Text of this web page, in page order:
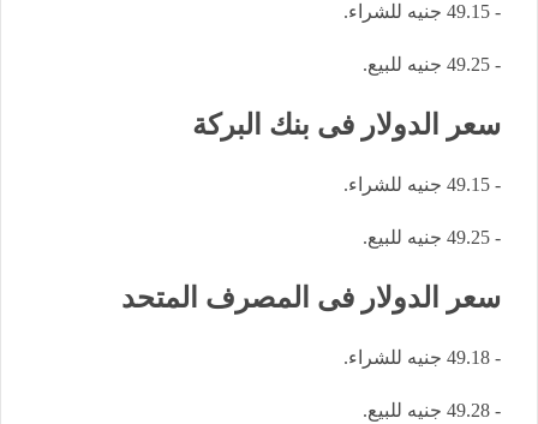
- 49.15 جنيه للشراء.
- 49.25 جنيه للبيع.
سعر الدولار فى بنك البركة
- 49.15 جنيه للشراء.
- 49.25 جنيه للبيع.
سعر الدولار فى المصرف المتحد
- 49.18 جنيه للشراء.
- 49.28 جنيه للبيع.